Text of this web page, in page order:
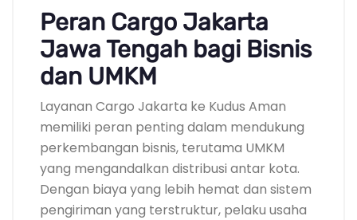
Peran Cargo Jakarta
Jawa Tengah bagi Bisnis
dan UMKM
Layanan Cargo Jakarta ke Kudus Aman
memiliki peran penting dalam mendukung
perkembangan bisnis, terutama UMKM
yang mengandalkan distribusi antar kota.
Dengan biaya yang lebih hemat dan sistem
pengiriman yang terstruktur, pelaku usaha